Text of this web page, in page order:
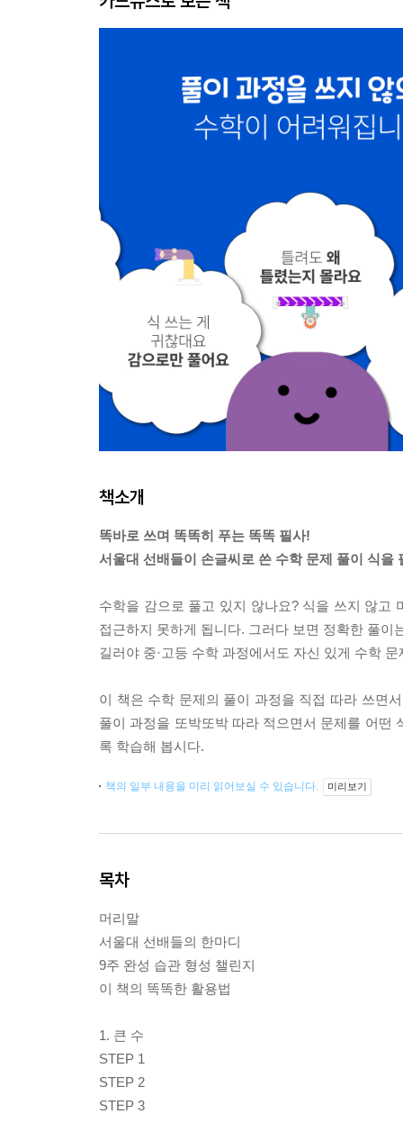
책소개
똑바로 쓰며 똑똑히 푸는 똑똑 필사!
서울대 선배들이 손글씨로 쓴 수학 문제 풀이 식을
수학을 감으로 풀고 있지 않나요? 식을 쓰지 않고
접근하지 못하게 됩니다. 그러다 보면 정확한 풀
길러야 중·고등 수학 과정에서도 자신 있게 수학
이 책은 수학 문제의 풀이 과정을 직접 따라 쓰면
풀이 과정을 또박또박 따라 적으면서 문제를 어떤
록 학습해 봅시다.
책의 일부 내용을 미리 읽어보실 수 있습니다. 미리보기
목차
머리말
서울대 선배들의 한마디
9주 완성 습관 형성 챌린지
이 책의 똑똑한 활용법
1. 큰 수
STEP 1
STEP 2
STEP 3